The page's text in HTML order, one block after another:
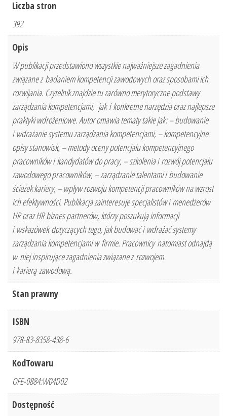
Liczba stron
392
Opis
W publikacji przedstawiono wszystkie najważniejsze zagadnienia
związane z badaniem kompetencji zawodowych oraz sposobami ich
rozwijania. Czytelnik znajdzie tu zarówno merytoryczne podstawy
zarządzania kompetencjami, jak i konkretne narzędzia oraz najlepsze
praktyki wdrożeniowe. Autor omawia tematy takie jak: – budowanie
i wdrażanie systemu zarządzania kompetencjami, – kompetencyjne
opisy stanowisk, – metody oceny potencjału kompetencyjnego
pracowników i kandydatów do pracy, – szkolenia i rozwój potencjału
zawodowego pracowników, – zarządzanie talentami i budowanie
ścieżek kariery, – wpływ rozwoju kompetencji pracowników na wzrost
ich efektywności. Publikacja zainteresuje specjalistów i menedżerów
HR oraz HR biznes partnerów, którzy poszukują informacji
i wskazówek dotyczących tego, jak budować i wdrażać systemy
zarządzania kompetencjami w firmie. Pracownicy natomiast odnajdą
w niej inspirujące zagadnienia związane z rozwojem
i karierą zawodową.
Stan prawny
ISBN
978-83-8358-438-6
KodTowaru
OFE-0884:W04D02
Dostępność